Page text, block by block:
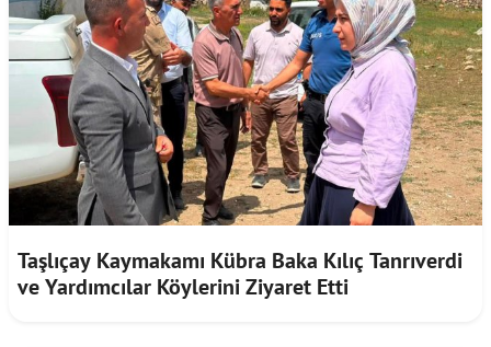
Taşlıçay Kaymakamı Kübra Baka Kılıç Tanrıverdi
ve Yardımcılar Köylerini Ziyaret Etti